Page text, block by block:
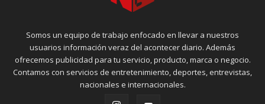
Somos un equipo de trabajo enfocado en llevar a nuestros
usuarios información veraz del acontecer diario. Además
ofrecemos publicidad para tu servicio, producto, marca o negocio.
Contamos con servicios de entretenimiento, deportes, entrevistas,
nacionales e internacionales.